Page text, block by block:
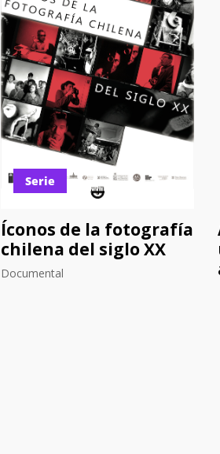
Serie
Íconos de la fotografía
chilena del siglo XX
Documental